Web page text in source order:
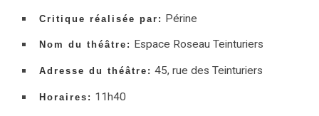
Critique réalisée par: Périne
Nom du théâtre: Espace Roseau Teinturiers
Adresse du théâtre: 45, rue des Teinturiers
Horaires: 11h40